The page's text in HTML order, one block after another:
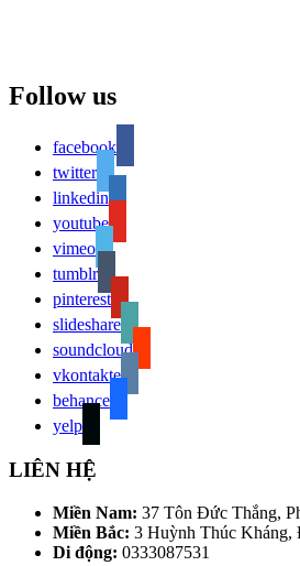
Follow us
facebook
twitter
linkedin
youtube
vimeo
tumblr
pinterest
slideshare
soundcloud
vkontakte
behance
yelp
LIÊN HỆ
Miền Nam: 37 Tôn Đức Thắng,
Miền Bắc: 3 Huỳnh Thúc
Di động: 0333087531